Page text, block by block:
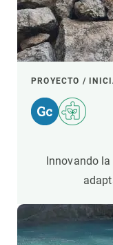
PROYECTO /
Innovando